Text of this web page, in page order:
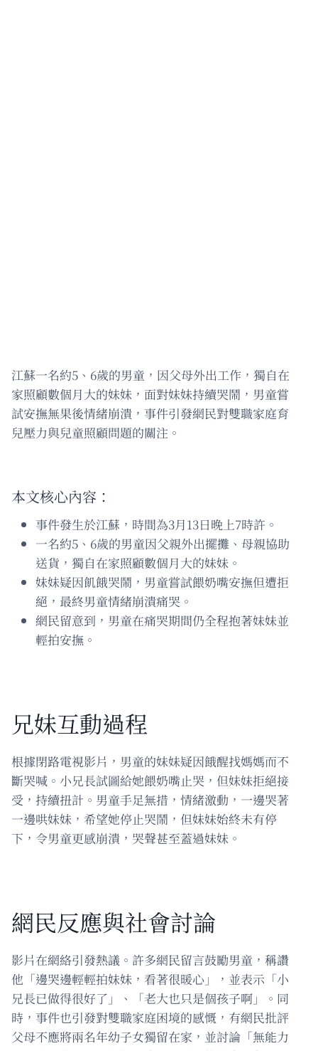
江蘇一名約5、6歲的男童，因父母外出工作，獨自在
家照顧數個月大的妹妹，面對妹妹持續哭鬧，男童嘗
試安撫無果後情緒崩潰，事件引發網民對雙職家庭育
兒壓力與兒童照顧問題的關注。
本文核心內容：
事件發生於江蘇，時間為3月13日晚上7時許。
一名約5、6歲的男童因父親外出擺攤、母親協助
送貨，獨自在家照顧數個月大的妹妹。
妹妹疑因飢餓哭鬧，男童嘗試餵奶嘴安撫但遭拒
絕，最終男童情緒崩潰痛哭。
網民留意到，男童在痛哭期間仍全程抱著妹妹並
輕拍安撫。
兄妹互動過程
根據閉路電視影片，男童的妹妹疑因餓醒找媽媽而不
斷哭喊。小兄長試圖給她餵奶嘴止哭，但妹妹拒絕接
受，持續扭計。男童手足無措，情緒激動，一邊哭著
一邊哄妹妹，希望她停止哭鬧，但妹妹始終未有停
下，令男童更感崩潰，哭聲甚至蓋過妹妹。
網民反應與社會討論
影片在網絡引發熱議。許多網民留言鼓勵男童，稱讚
他「邊哭邊輕輕拍妹妹，看著很暖心」，並表示「小
兄長已做得很好了」、「老大也只是個孩子啊」。同
時，事件也引發對雙職家庭困境的感慨，有網民批評
父母不應將兩名年幼子女獨留在家，並討論「無能力